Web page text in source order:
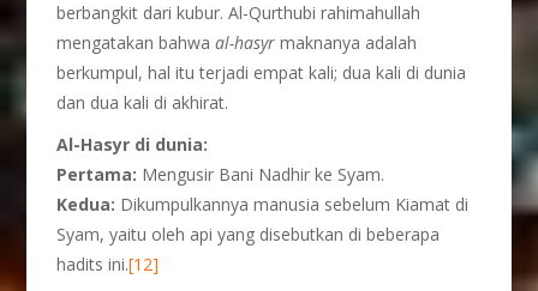
berbangkit dari kubur. Al-Qurthubi rahimahullah
mengatakan bahwaal-hasyr maknanya adalah
berkumpul, hal itu terjadi empat kali; dua kali di dunia
dan dua kali di akhirat.
Al-Hasyr di dunia:
Pertama: Mengusir Bani Nadhir ke Syam.
Kedua: Dikumpulkannya manusia sebelum Kiamat di
Syam, yaitu oleh api yang disebutkan di beberapa
hadits ini.[12]